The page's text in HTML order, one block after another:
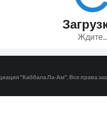
Ждите...
"Каббала Ла-Ам", Все права